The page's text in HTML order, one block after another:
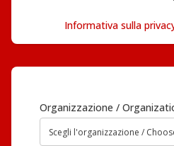
Informativa sulla
Organizzazione /